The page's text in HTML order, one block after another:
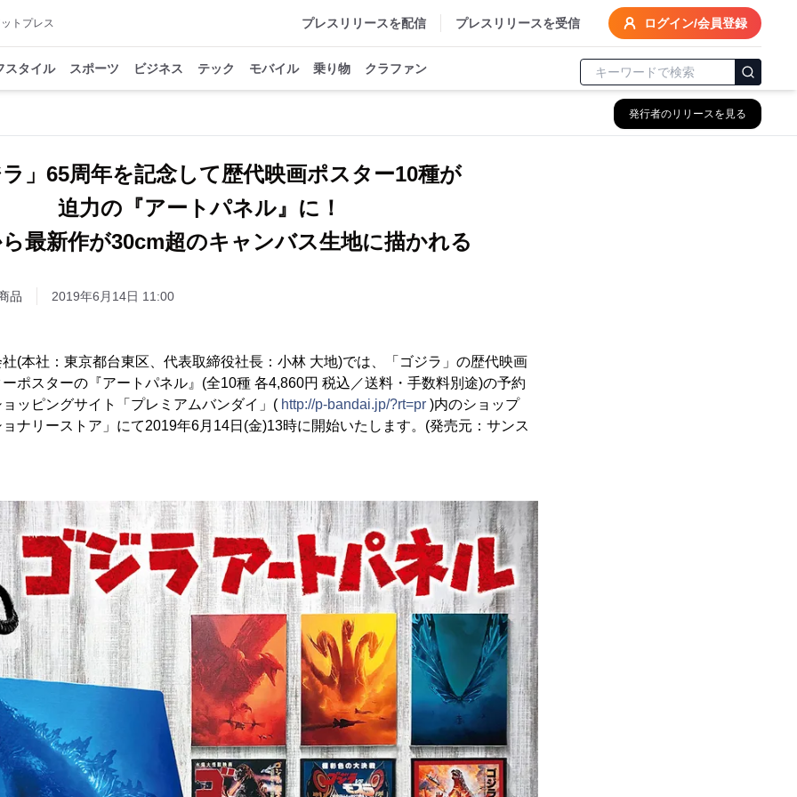
トプレス プレスリリースを配信 プレスリリースを受信 ログイン/会員登録
スタイル スポーツ ビジネス テック モバイル 乗り物 クラファン
発行者のリリースを見る
」65周年を記念して歴代映画ポスター10種が
迫力の『アートパネル』に！
最新作が30cm超のキャンバス生地に描かれる
品 2019年6月14日 11:00
(本社：東京都台東区、代表取締役社長：小林 大地)では、「ゴジラ」の歴代映画
ポスターの『アートパネル』(全10種 各4,860円 税込／送料・手数料別途)の予約
ッピングサイト「プレミアムバンダイ」( http://p-bandai.jp/?rt=pr )内のショップ
ナリーストア」にて2019年6月14日(金)13時に開始いたします。(発売元：サンス